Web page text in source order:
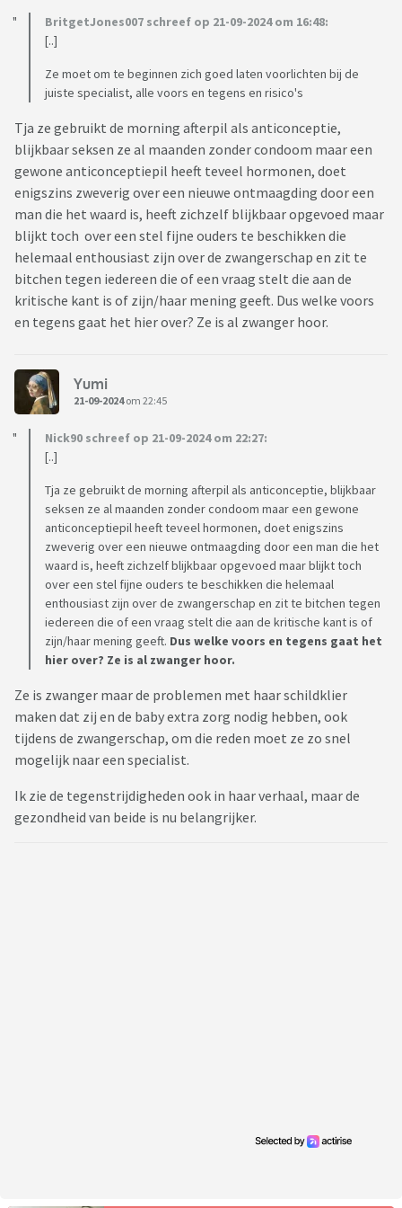
kapot..BritgetJones007 schreef op 21-09-2024 om 16:48:
[..]
Ze moet om te beginnen zich goed laten voorlichten bij de
juiste specialist, alle voors en tegens en risico's
Tja ze gebruikt de morning afterpil als anticonceptie,
blijkbaar seksen ze al maanden zonder condoom maar een
gewone anticonceptiepil heeft teveel hormonen, doet
enigszins zweverig over een nieuwe ontmaagding door een
man die het waard is, heeft zichzelf blijkbaar opgevoed maar
blijkt toch over een stel fijne ouders te beschikken die
helemaal enthousiast zijn over de zwangerschap en zit te
bitchen tegen iedereen die of een vraag stelt die aan de
kritische kant is of zijn/haar mening geeft. Dus welke voors
en tegens gaat het hier over? Ze is al zwanger hoor.
Yumi
21-09-2024om 22:45
Nick90 schreef op 21-09-2024 om 22:27:
[..]
Tja ze gebruikt de morning afterpil als anticonceptie, blijkbaar
seksen ze al maanden zonder condoom maar een gewone
anticonceptiepil heeft teveel hormonen, doet enigszins
zweverig over een nieuwe ontmaagding door een man die het
waard is, heeft zichzelf blijkbaar opgevoed maar blijkt toch
over een stel fijne ouders te beschikken die helemaal
enthousiast zijn over de zwangerschap en zit te bitchen tegen
iedereen die of een vraag stelt die aan de kritische kant is of
zijn/haar mening geeft. Dus welke voors en tegens gaat het
hier over? Ze is al zwanger hoor.
Ze is zwanger maar de problemen met haar schildklier
maken dat zij en de baby extra zorg nodig hebben, ook
tijdens de zwangerschap, om die reden moet ze zo snel
mogelijk naar een specialist.
Ik zie de tegenstrijdigheden ook in haar verhaal, maar de
gezondheid van beide is nu belangrijker.